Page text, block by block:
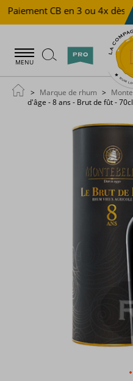
Paiement CB en 3 ou 4x dès
MENU
Marque de rhum
d'âge - 8 ans - Brut de fût -